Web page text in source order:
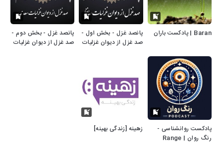
Baran | پادکست باران
پانصد غزل - بخش اول -
صد غزل از دیوان غزلیات
پانصد غزل - بخش دوم -
صد غزل از دیوان غزلیات
پادکست روانشناسی -
رنگ روان | Range
زهینه [زندگی بهینه]